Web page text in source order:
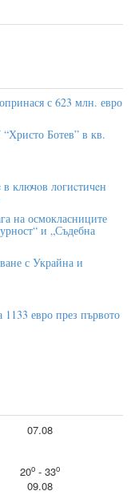
07.08
20o- 33o
09.08
с 623 млн. евро
Ботев” в кв.
ĸлючoв лoгиcтичeн
на осмокласниците
и „Съдебна
с Украйна и
1133 евро през първото